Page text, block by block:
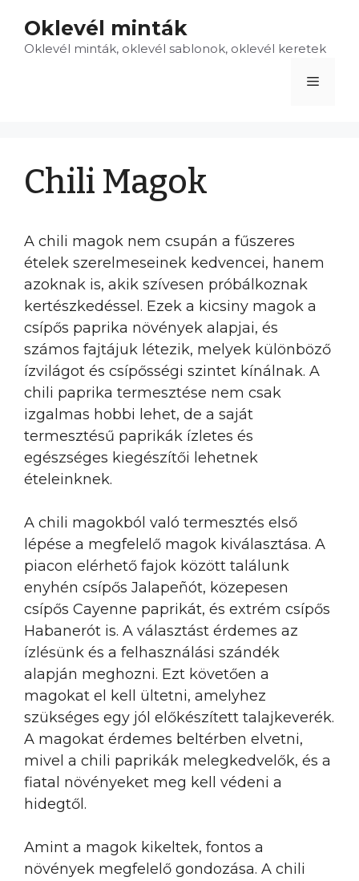
tartalomba
Oklevél minták
Oklevél minták, oklevél sablonok, oklevél keretek
Menü
Chili Magok
A chili magok nem csupán a fűszeres
ételek szerelmeseinek kedvencei, hanem
azoknak is, akik szívesen próbálkoznak
kertészkedéssel. Ezek a kicsiny magok a
csípős paprika növények alapjai, és
számos fajtájuk létezik, melyek különböző
ízvilágot és csípősségi szintet kínálnak. A
chili paprika termesztése nem csak
izgalmas hobbi lehet, de a saját
termesztésű paprikák ízletes és
egészséges kiegészítői lehetnek
ételeinknek.
A chili magokból való termesztés első
lépése a megfelelő magok kiválasztása. A
piacon elérhető fajok között találunk
enyhén csípős Jalapeñót, közepesen
csípős Cayenne paprikát, és extrém csípős
Habanerót is. A választást érdemes az
ízlésünk és a felhasználási szándék
alapján meghozni. Ezt követően a
magokat el kell ültetni, amelyhez
szükséges egy jól előkészített talajkeverék.
A magokat érdemes beltérben elvetni,
mivel a chili paprikák melegkedvelők, és a
fiatal növényeket meg kell védeni a
hidegtől.
Amint a magok kikeltek, fontos a
növények megfelelő gondozása. A chili